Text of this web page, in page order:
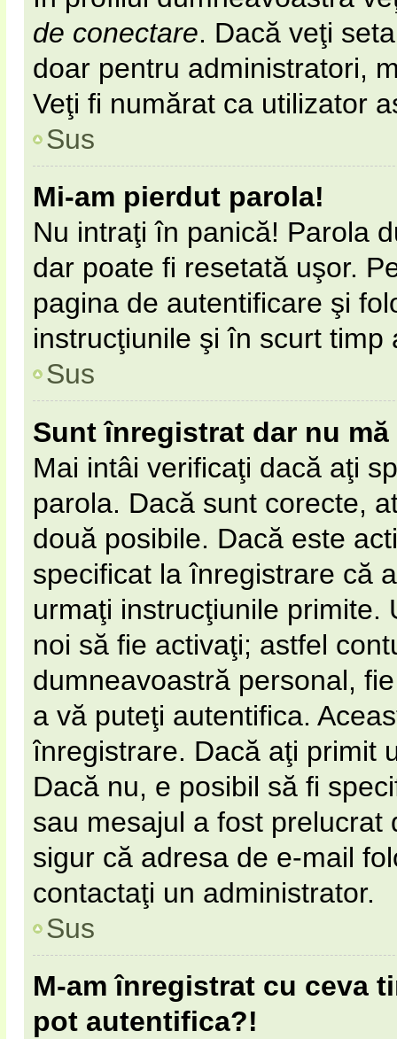
de conectare. Dacă veţi
doar pentru administratori,
Veţi fi numărat ca utilizator
Sus
Mi-am pierdut parola!
Nu intraţi în panică! Parola
dar poate fi resetată uşor.
pagina de autentificare şi
instrucţiunile şi în scurt
Sus
Sunt înregistrat dar nu
Mai intâi verificaţi dacă aţi
parola. Dacă sunt corecte,
două posibile. Dacă este
specificat la înregistrare că
urmaţi instrucţiunile primite.
noi să fie activaţi; astfel
dumneavoastră personal,
a vă puteţi autentifica.
înregistrare. Dacă aţi primit
Dacă nu, e posibil să fi
sau mesajul a fost
sigur că adresa de e-mail
contactaţi un administrator.
Sus
M-am înregistrat cu ceva
pot autentifica?!